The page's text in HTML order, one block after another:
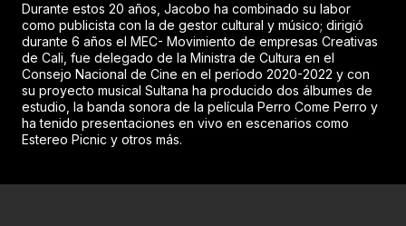
Durante estos 20 años, Jacobo ha combinado su labor
como publicista con la de gestor cultural y músico; dirigió
durante 6 años el MEC- Movimiento de empresas Creativas
de Cali, fue delegado de la Ministra de Cultura en el
Consejo Nacional de Cine en el período 2020-2022 y con
su proyecto musical Sultana ha producido dos álbumes de
estudio, la banda sonora de la película Perro Come Perro y
ha tenido presentaciones en vivo en escenarios como
Estereo Picnic y otros más.